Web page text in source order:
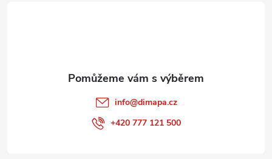
info@dimapa.cz
+420 777 121 500